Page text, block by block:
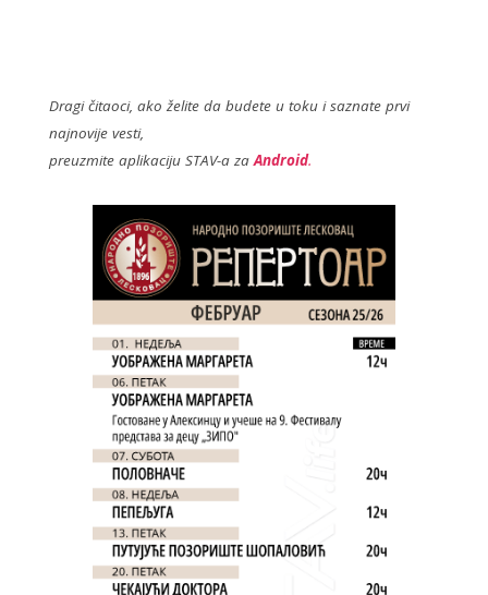
o
o
Dragi čitaoci, ako želite da budete u toku i saznate prvi
najnovije vesti,
preuzmite aplikaciju STAV-a za Android.